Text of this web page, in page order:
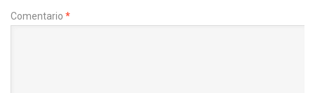
Comentario *